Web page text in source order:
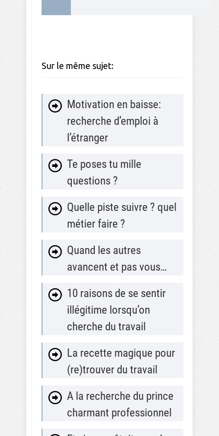
Sur le même sujet:
Motivation en baisse:
recherche d’emploi à
l’étranger
Te poses tu mille
questions ?
Quelle piste suivre ? quel
métier faire ?
Quand les autres
avancent et pas vous…
10 raisons de se sentir
illégitime lorsqu’on
cherche du travail
La recette magique pour
(re)trouver du travail
A la recherche du prince
charmant professionnel